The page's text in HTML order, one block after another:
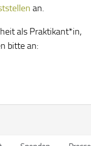
an.
als Praktikant*in,
bitte an: